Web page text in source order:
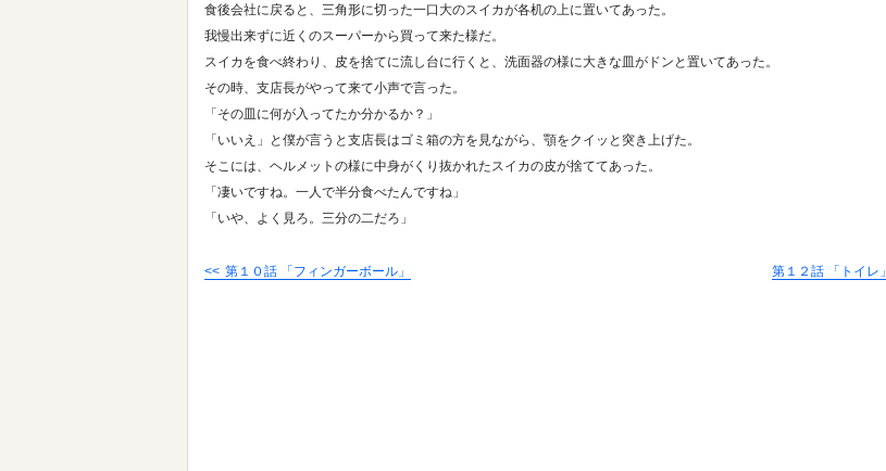
食後会社に戻ると、三角形に切った一口大のスイカが各机の上に置いてあった。
我慢出来ずに近くのスーパーから買って来た様だ。
スイカを食べ終わり、皮を捨てに流し台に行くと、洗面器の様に大きな皿がドンと置いてあった。
その時、支店長がやって来て小声で言った。
「その皿に何が入ってたか分かるか？」
「いいえ」と僕が言うと支店長はゴミ箱の方を見ながら、顎をクイッと突き上げた。
そこには、ヘルメットの様に中身がくり抜かれたスイカの皮が捨ててあった。
「凄いですね。一人で半分食べたんですね」
「いや、よく見ろ。三分の二だろ」
第１０話 「フィンガーボール」 第１２話 「トイレ」